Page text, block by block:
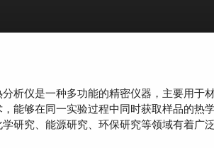
分析仪是一种多功能的精密仪器，主要用于
能够在同一实验过程中同时获取样品的热
研究、能源研究、环保研究等领域有着广